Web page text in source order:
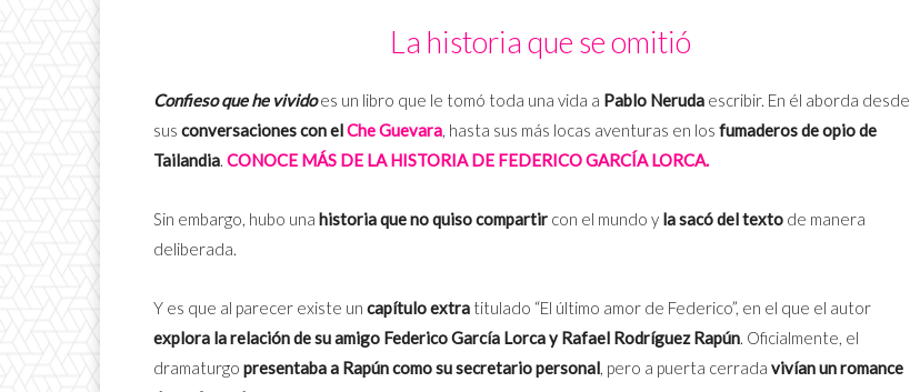
La historia que se omitió
Confieso que he vividoes un libro que le tomó toda una vida a Pablo Neruda escribir. En él aborda desde
sus conversaciones con elChe Guevara, hasta sus más locas aventuras en los fumaderos de opio de
Tailandia. CONOCE MÁS DE LA HISTORIA DE FEDERICO GARCÍA LORCA.
Sin embargo, hubo una historia que no quiso compartir con el mundo y la sacó del texto de manera
deliberada.
Y es que al parecer existe un capítulo extra titulado “El último amor de Federico”, en el que el autor
explora la relación de su amigo Federico García Lorca y Rafael Rodríguez Rapún. Oficialmente, el
dramaturgo presentaba a Rapún como su secretario personal, pero a puerta cerrada vivían un romance